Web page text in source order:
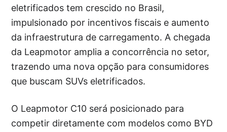
eletrificados tem crescido no Brasil,
impulsionado por incentivos fiscais e aumento
da infraestrutura de carregamento. A chegada
da Leapmotor amplia a concorrência no setor,
trazendo uma nova opção para consumidores
que buscam SUVs eletrificados.
O Leapmotor C10 será posicionado para
competir diretamente com modelos como BYD